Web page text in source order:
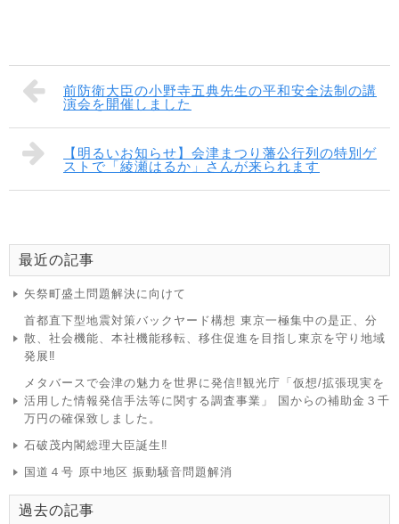
前防衛大臣の小野寺五典先生の平和安全法制の講
演会を開催しました
【明るいお知らせ】会津まつり藩公行列の特別ゲ
ストで「綾瀬はるか」さんが来られます
最近の記事
矢祭町盛土問題解決に向けて
首都直下型地震対策バックヤード構想 東京一極集中の是正、分
散、社会機能、本社機能移転、移住促進を目指し東京を守り地域
発展‼
メタバースで会津の魅力を世界に発信‼観光庁「仮想/拡張現実を
活用した情報発信手法等に関する調査事業」 国からの補助金３千
万円の確保致しました。
石破茂内閣総理大臣誕生‼
国道４号 原中地区 振動騒音問題解消
過去の記事